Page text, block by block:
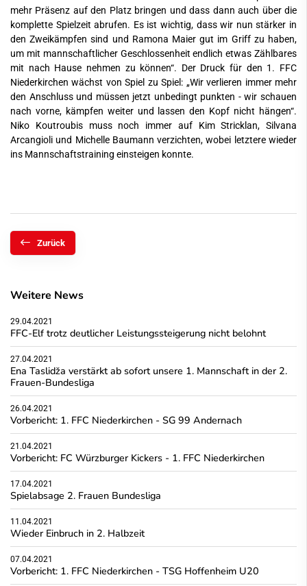
mehr Präsenz auf den Platz bringen und dass dann auch über die
komplette Spielzeit abrufen. Es ist wichtig, dass wir nun stärker in
den Zweikämpfen sind und Ramona Maier gut im Griff zu haben,
um mit mannschaftlicher Geschlossenheit endlich etwas Zählbares
mit nach Hause nehmen zu können“. Der Druck für den 1. FFC
Niederkirchen wächst von Spiel zu Spiel: „Wir verlieren immer mehr
den Anschluss und müssen jetzt unbedingt punkten - wir schauen
nach vorne, kämpfen weiter und lassen den Kopf nicht hängen“.
Niko Koutroubis muss noch immer auf Kim Stricklan, Silvana
Arcangioli und Michelle Baumann verzichten, wobei letztere wieder
ins Mannschaftstraining einsteigen konnte.
Zurück
Weitere News
29.04.2021
FFC-Elf trotz deutlicher Leistungssteigerung nicht belohnt
27.04.2021
Ena Taslidža verstärkt ab sofort unsere 1. Mannschaft in der 2.
Frauen-Bundesliga
26.04.2021
Vorbericht: 1. FFC Niederkirchen - SG 99 Andernach
21.04.2021
Vorbericht: FC Würzburger Kickers - 1. FFC Niederkirchen
17.04.2021
Spielabsage 2. Frauen Bundesliga
11.04.2021
Wieder Einbruch in 2. Halbzeit
07.04.2021
Vorbericht: 1. FFC Niederkirchen - TSG Hoffenheim U20